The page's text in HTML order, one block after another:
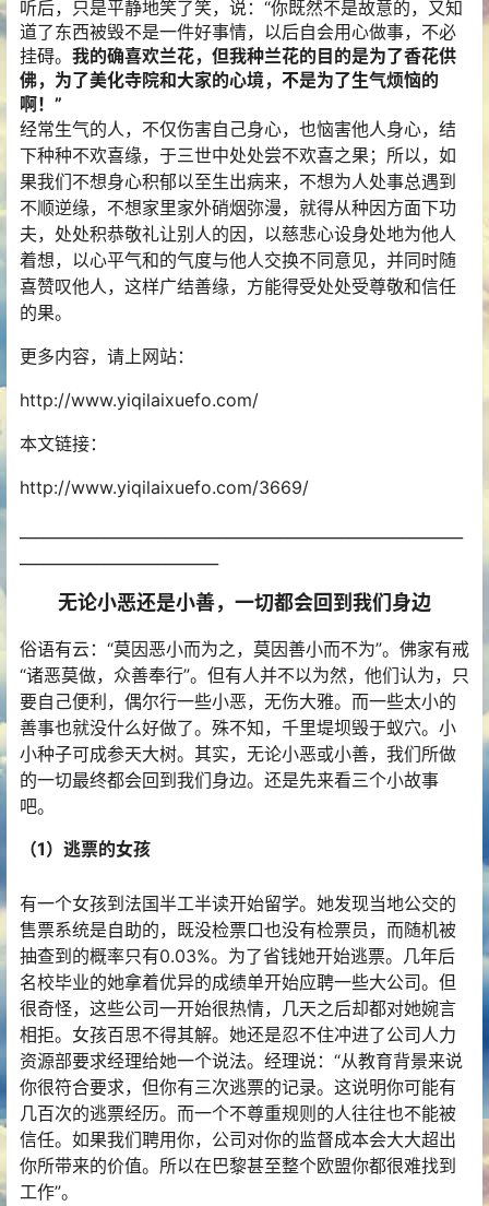
听后，只是平静地笑了笑，说：“你既然不是故意的，又知
道了东西被毁不是一件好事情，以后自会用心做事，不必
挂碍。 我的确喜欢兰花，但我种兰花的目的是为了香花供
佛，为了美化寺院和大家的心境，不是为了生气烦恼的
啊！”
经常生气的人，不仅伤害自己身心，也恼害他人身心，结
下种种不欢喜缘，于三世中处处尝不欢喜之果；所以，如
果我们不想身心积郁以至生出病来，不想为人处事总遇到
不顺逆缘，不想家里家外硝烟弥漫，就得从种因方面下功
夫，处处积恭敬礼让别人的因，以慈悲心设身处地为他人
着想，以心平气和的气度与他人交换不同意见，并同时随
喜赞叹他人，这样广结善缘，方能得受处处受尊敬和信任
的果。
更多内容，请上网站：
http://www.yiqilaixuefo.com/
本文链接：
http://www.yiqilaixuefo.com/3669/
无论小恶还是小善，一切都会回到我们身边
俗语有云：“莫因恶小而为之，莫因善小而不为”。佛家有戒
“诸恶莫做，众善奉行”。但有人并不以为然，他们认为，只
要自己便利，偶尔行一些小恶，无伤大雅。而一些太小的
善事也就没什么好做了。殊不知，千里堤坝毁于蚁穴。小
小种子可成参天大树。其实，无论小恶或小善，我们所做
的一切最终都会回到我们身边。还是先来看三个小故事
吧。
（1）逃票的女孩
有一个女孩到法国半工半读开始留学。她发现当地公交的
售票系统是自助的，既没检票口也没有检票员，而随机被
抽查到的概率只有0.03%。为了省钱她开始逃票。几年后
名校毕业的她拿着优异的成绩单开始应聘一些大公司。但
很奇怪，这些公司一开始很热情，几天之后却都对她婉言
相拒。女孩百思不得其解。她还是忍不住冲进了公司人力
资源部要求经理给她一个说法。经理说：“从教育背景来说
你很符合要求，但你有三次逃票的记录。这说明你可能有
几百次的逃票经历。而一个不尊重规则的人往往也不能被
信任。如果我们聘用你，公司对你的监督成本会大大超出
你所带来的价值。所以在巴黎甚至整个欧盟你都很难找到
工作”。